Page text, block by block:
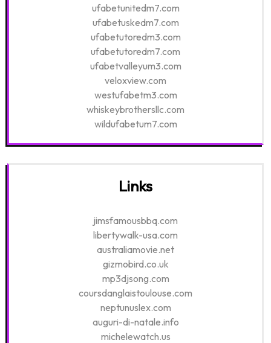
ufabetunitedm7.com
ufabetuskedm7.com
ufabetutoredm3.com
ufabetutoredm7.com
ufabetvalleyum3.com
veloxview.com
westufabetm3.com
whiskeybrothersllc.com
wildufabetum7.com
Links
jimsfamousbbq.com
libertywalk-usa.com
australiamovie.net
gizmobird.co.uk
mp3djsong.com
coursdanglaistoulouse.com
neptunuslex.com
auguri-di-natale.info
michelewatch.us